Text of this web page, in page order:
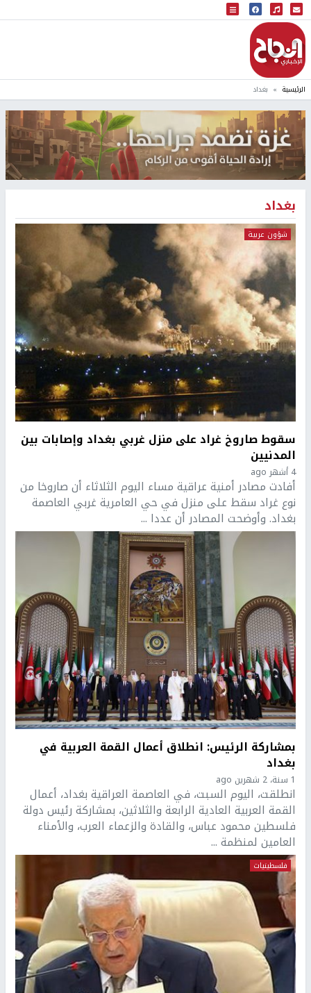
البث المباشر
إذاعة النجاح
الرئيسية بغداد
بغداد
شؤون عربية
سقوط صاروخ غراد على منزل غربي بغداد وإصابات بين
المدنيين
4 أشهر ago
أفادت مصادر أمنية عراقية مساء اليوم الثلاثاء أن صاروخا من
نوع غراد سقط على منزل في حي العامرية غربي العاصمة
بغداد. وأوضحت المصادر أن عددا ...
بمشاركة الرئيس: انطلاق أعمال القمة العربية في
بغداد
1 سنة، 2 شهرين ago
انطلقت، اليوم السبت، في العاصمة العراقية بغداد، أعمال
القمة العربية العادية الرابعة والثلاثين، بمشاركة رئيس دولة
فلسطين محمود عباس، والقادة والزعماء العرب، والأمناء
العامين لمنظمة ...
فلسطينيات